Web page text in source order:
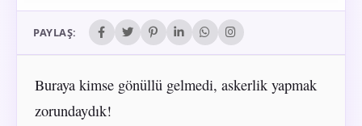
PAYLAŞ:
Buraya kimse gönüllü gelmedi, askerlik yapmak
zorundaydık!